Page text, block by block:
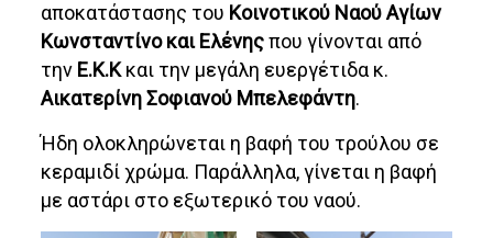
αποκατάστασης του Κοινοτικού Ναού Αγίων
Κωνσταντίνο και Ελένηςπου γίνονται από
την Ε.Κ.Κκαι την μεγάλη ευεργέτιδα κ.
Αικατερίνη Σοφιανού Μπελεφάντη.
Ήδη ολοκληρώνεται η βαφή του τρούλου σε
κεραμιδί χρώμα. Παράλληλα, γίνεται η βαφή
με αστάρι στο εξωτερικό του ναού.